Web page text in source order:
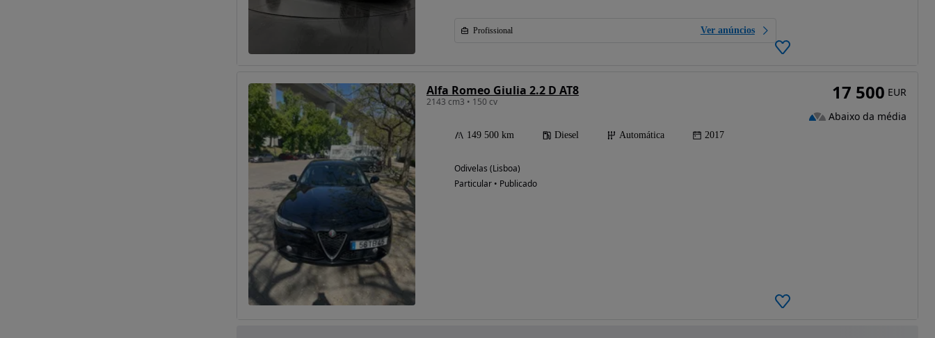
Profissional Ver anúncios
Alfa Romeo Giulia 2.2 D AT8
2143 cm3 • 150 cv
149 500 km Diesel Automática 2017
Odivelas (Lisboa)
Particular • Publicado
17 500 EUR
Abaixo da média